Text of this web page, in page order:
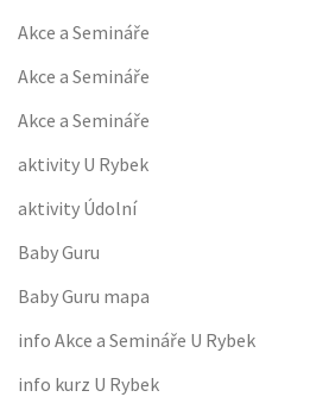
Akce a Semináře
Akce a Semináře
Akce a Semináře
aktivity U Rybek
aktivity Údolní
Baby Guru
Baby Guru mapa
info Akce a Semináře U Rybek
info kurz U Rybek